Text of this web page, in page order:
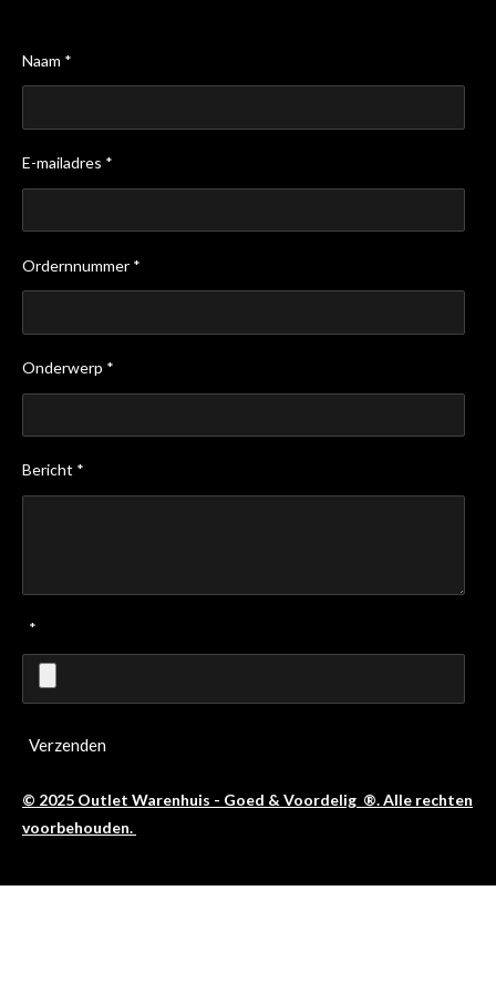
Naam *
E-mailadres *
Ordernnummer *
Onderwerp *
Bericht *
*
Verzenden
© 2025 Outlet Warenhuis - Goed & Voordelig ®. Alle rechten
voorbehouden.